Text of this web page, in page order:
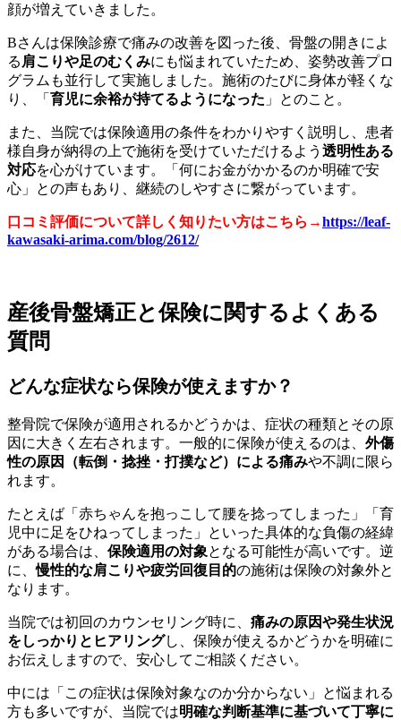
顔が増えていきました。
Bさんは保険診療で痛みの改善を図った後、骨盤の開きによ
る 肩こりや足のむくみにも悩まれていたため、姿勢改善プロ
グラムも並行して実施しました。施術のたびに身体が軽くな
り、「 育児に余裕が持てるようになった 」とのこと。
また、当院では保険適用の条件をわかりやすく説明し、患者
様自身が納得の上で施術を受けていただけるよう 透明性ある
対応を心がけています。「何にお金がかかるのか明確で安
心」との声もあり、継続のしやすさに繋がっています。
口コミ評価について詳しく知りたい方はこちら→https://leaf-
kawasaki-arima.com/blog/2612/
産後骨盤矯正と保険に関するよくある
質問
どんな症状なら保険が使えますか？
整骨院で保険が適用されるかどうかは、症状の種類とその原
因に大きく左右されます。一般的に保険が使えるのは、 外傷
性の原因（転倒・捻挫・打撲など）による痛みや不調に限ら
れます。
たとえば「赤ちゃんを抱っこして腰を捻ってしまった」「育
児中に足をひねってしまった」といった具体的な負傷の経緯
がある場合は、 保険適用の対象となる可能性が高いです。逆
に、慢性的な肩こりや疲労回復目的の施術は保険の対象外と
なります。
当院では初回のカウンセリング時に、 痛みの原因や発生状況
をしっかりとヒアリングし、保険が使えるかどうかを明確に
お伝えしますので、安心してご相談ください。
中には「この症状は保険対象なのか分からない」と悩まれる
方も多いですが、当院では明確な判断基準に基づいて丁寧に